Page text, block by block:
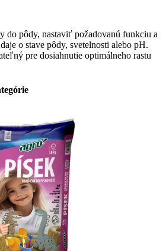
do pôdy, nastaviť požadovanú funkciu a
o stave pôdy, svetelnosti alebo pH.
pre dosiahnutie optimálneho rastu